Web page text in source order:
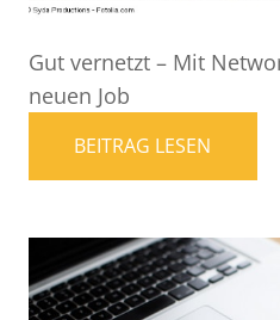
Gut vernetzt – Mit
neuen Job
BEITRAG LESEN